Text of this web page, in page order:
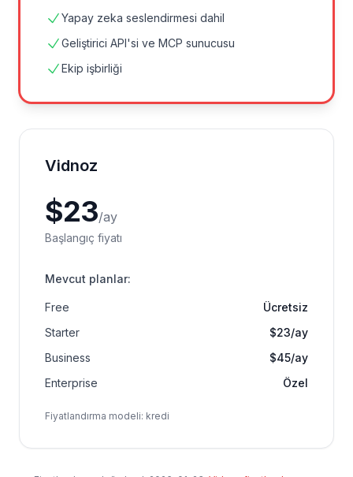
Yapay zeka seslendirmesi dahil
Geliştirici API'si ve MCP sunucusu
Ekip işbirliği
Vidnoz
$23/ay
Başlangıç fiyatı
Mevcut planlar:
Free
Ücretsiz
Starter
$23/ay
Business
$45/ay
Enterprise
Özel
Fiyatlandırma modeli: kredi